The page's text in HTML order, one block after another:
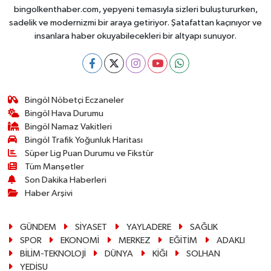
bingolkenthaber.com, yepyeni temasıyla sizleri buluştururken,
sadelik ve modernizmi bir araya getiriyor. Şatafattan kaçınıyor ve
insanlara haber okuyabilecekleri bir altyapı sunuyor.
Bingöl Nöbetçi Eczaneler
Bingöl Hava Durumu
Bingöl Namaz Vakitleri
Bingöl Trafik Yoğunluk Haritası
Süper Lig Puan Durumu ve Fikstür
Tüm Manşetler
Son Dakika Haberleri
Haber Arşivi
GÜNDEM SİYASET YAYLADERE
SAĞLIK
SPOR
EKONOMİ MERKEZ EĞİTİM
ADAKLI
BİLİM-TEKNOLOJİ
DÜNYA KİĞI
SOLHAN
YEDİSU